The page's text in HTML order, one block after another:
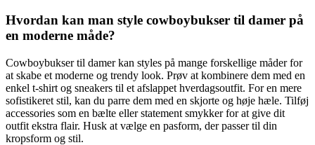
Hvordan kan man style cowboybukser til damer på
en moderne måde?
Cowboybukser til damer kan styles på mange forskellige måder for
at skabe et moderne og trendy look. Prøv at kombinere dem med en
enkel t-shirt og sneakers til et afslappet hverdagsoutfit. For en mere
sofistikeret stil, kan du parre dem med en skjorte og høje hæle. Tilføj
accessories som en bælte eller statement smykker for at give dit
outfit ekstra flair. Husk at vælge en pasform, der passer til din
kropsform og stil.